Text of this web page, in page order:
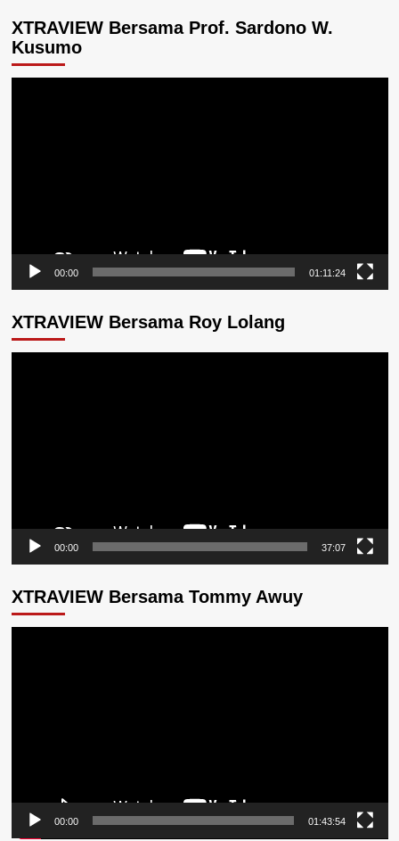
XTRAVIEW Bersama Prof. Sardono W.
Kusumo
00:00 01:11:24
XTRAVIEW Bersama Roy Lolang
00:00 37:07
XTRAVIEW Bersama Tommy Awuy
00:00 01:43:54